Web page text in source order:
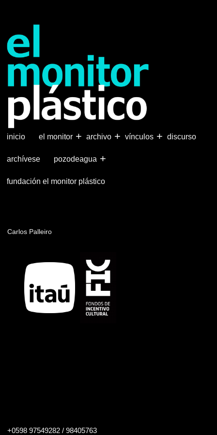
principal
inicio +
el monitor +
archivo +
vínculos discurso
archívese +
pozodeagua
fundación el monitor plástico
Carlos Palleiro
+0598 97549282 / 98405763